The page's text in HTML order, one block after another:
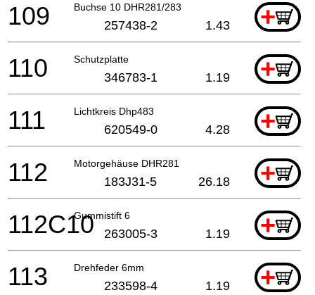
Buchse 10 DHR281/283 +
109 257438-2 1.43
Schutzplatte +
110 346783-1 1.19
Lichtkreis Dhp483 +
111 620549-0 4.28
Motorgehäuse DHR281 +
112 183J31-5 26.18
Gummistift 6 +
112C10 263005-3 1.19
Drehfeder 6mm +
113 233598-4 1.19